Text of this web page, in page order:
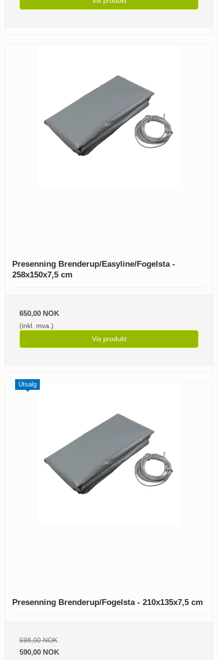
Presenning Brenderup/Easyline/Fogelsta -
258x150x7,5 cm
650,00 NOK
(inkl. mva.)
Vis produkt
Utsalg
Presenning Brenderup/Fogelsta - 210x135x7,5 cm
698,00 NOK
590,00 NOK